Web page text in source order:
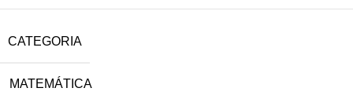
CATEGORIA
MATEMÁTICA